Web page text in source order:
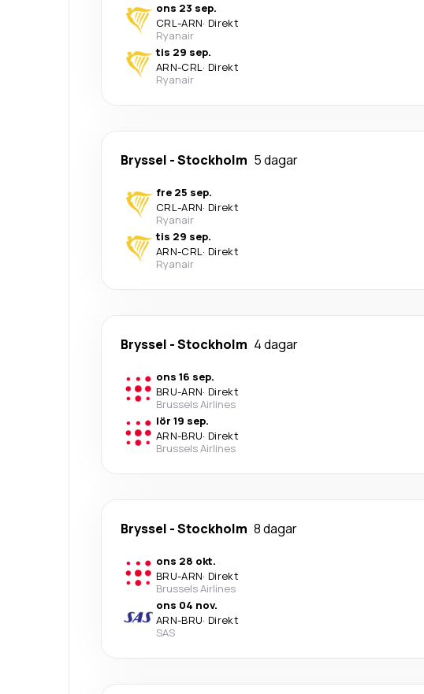
ons 23 sep.
CRL-ARN· Direkt
Ryanair
tis 29 sep.
ARN-CRL· Direkt
Ryanair
Bryssel -Stockholm 5 dagar
fre 25 sep.
CRL-ARN· Direkt
Ryanair
tis 29 sep.
ARN-CRL· Direkt
Ryanair
Bryssel -Stockholm 4 dagar
ons 16 sep.
BRU-ARN· Direkt
Brussels Airlines
lör 19 sep.
ARN-BRU· Direkt
Brussels Airlines
Bryssel -Stockholm 8 dagar
ons 28 okt.
BRU-ARN· Direkt
Brussels Airlines
ons 04 nov.
ARN-BRU· Direkt
SAS